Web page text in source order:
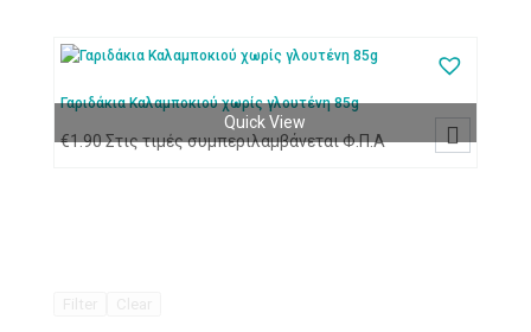
Γαριδάκια Καλαμποκιού χωρίς γλουτένη 85g
€1.90Στις τιμές συμπεριλαμβάνεται Φ.Π.Α
Quick View
